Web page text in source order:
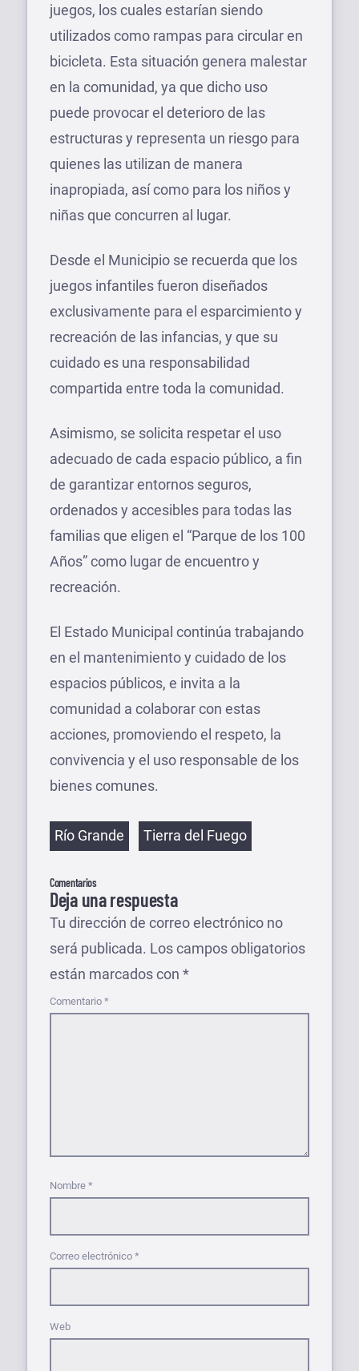
juegos, los cuales estarían siendo
utilizados como rampas para circular en
bicicleta. Esta situación genera malestar
en la comunidad, ya que dicho uso
puede provocar el deterioro de las
estructuras y representa un riesgo para
quienes las utilizan de manera
inapropiada, así como para los niños y
niñas que concurren al lugar.
Desde el Municipio se recuerda que los
juegos infantiles fueron diseñados
exclusivamente para el esparcimiento y
recreación de las infancias, y que su
cuidado es una responsabilidad
compartida entre toda la comunidad.
Asimismo, se solicita respetar el uso
adecuado de cada espacio público, a fin
de garantizar entornos seguros,
ordenados y accesibles para todas las
familias que eligen el “Parque de los 100
Años” como lugar de encuentro y
recreación.
El Estado Municipal continúa trabajando
en el mantenimiento y cuidado de los
espacios públicos, e invita a la
comunidad a colaborar con estas
acciones, promoviendo el respeto, la
convivencia y el uso responsable de los
bienes comunes.
Etiquetas
Río Grande Tierra del Fuego
Comentarios
Deja una respuesta
Tu dirección de correo electrónico no
será publicada. Los campos obligatorios
están marcados con *
Comentario *
Nombre *
Correo electrónico *
Web